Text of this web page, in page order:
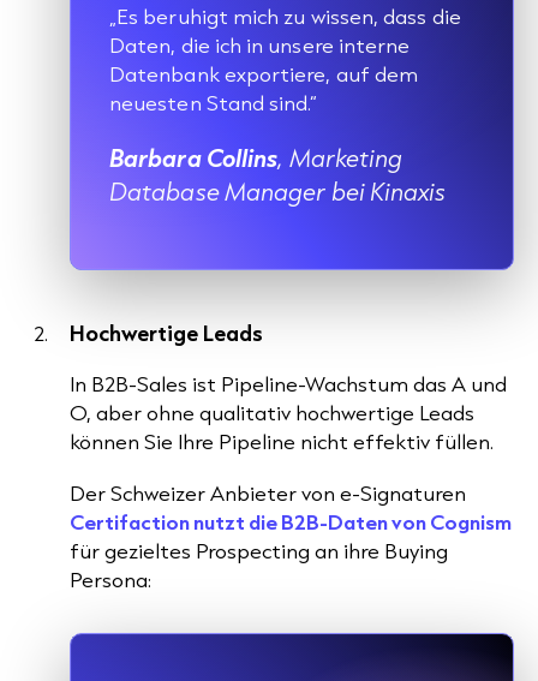
„Es beruhigt mich zu wissen, dass die
Daten, die ich in unsere interne
Datenbank exportiere, auf dem
neuesten Stand sind.“
Barbara Collins, Marketing
Database Manager bei Kinaxis
Hochwertige Leads
In B2B-Sales ist Pipeline-Wachstum das A und
O, aber ohne qualitativ hochwertige Leads
können Sie Ihre Pipeline nicht effektiv füllen.
Der Schweizer Anbieter von e-Signaturen
Certifaction nutzt die B2B-Daten von Cognism
für gezieltes Prospecting an ihre Buying
Persona: